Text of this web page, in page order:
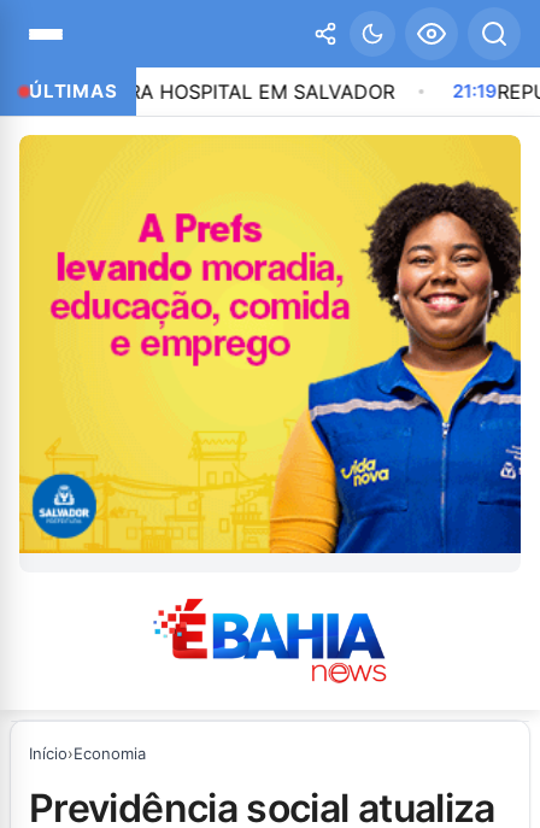
ÚLTIMAS
VIRA HOSPITAL EM SALVADOR 21:19
Início›Economia
previdência social atualiza